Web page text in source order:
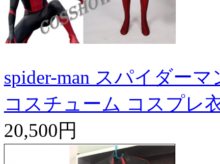
spider-man スパイダー
コスチューム コスプレ
20,500円